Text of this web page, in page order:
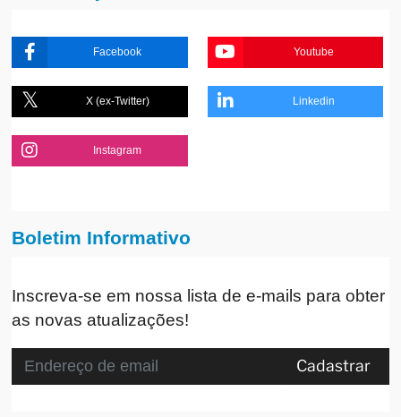
Facebook Youtube
X (ex-Twitter) Linkedin
Instagram
Boletim Informativo
Inscreva-se em nossa lista de e-mails para obter
as novas atualizações!
Cadastrar